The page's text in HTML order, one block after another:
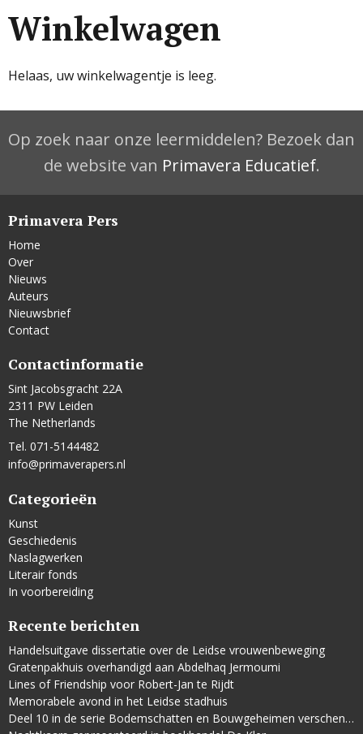
Winkelwagen
Helaas, uw winkelwagentje is leeg.
Op zoek naar onze leermiddelen? Bezoek dan
de website van Primavera Educatief.
Primavera Pers
Home
Over
Nieuws
Auteurs
Nieuwsbrief
Contact
Contactinformatie
Sint Jacobsgracht 22A
2311 PW Leiden
The Netherlands
Tel. 071-5144482
info@primaverapers.nl
Categorieën
Kunst
Geschiedenis
Naslagwerken
Literair fonds
In voorbereiding
Recente berichten
Handelsuitgave dissertatie over de Leidse vrouwenbeweging
Gratenpakhuis overhandigd aan Abdelhaq Jermoumi
Lines of Friendship voor Robert-Jan te Rijdt
Memorabele avond in het Leidse stadhuis
Deel 10 in de serie Bodemschatten en Bouwgeheimen verschenen